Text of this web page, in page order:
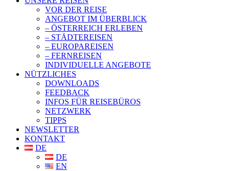
VOR DER REISE
ANGEBOT IM ÜBERBLICK
– ÖSTERREICH ERLEBEN
– STÄDTEREISEN
– EUROPAREISEN
– FERNREISEN
INDIVIDUELLE ANGEBOTE
NÜTZLICHES
DOWNLOADS
FEEDBACK
INFOS FÜR REISEBÜROS
NETZWERK
TIPPS
NEWSLETTER
KONTAKT
DE
DE
EN